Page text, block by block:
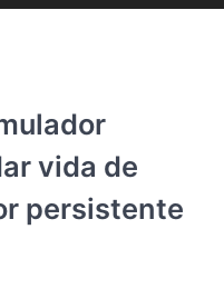
vida de
persistente